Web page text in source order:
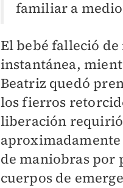
familiar a
El bebé falleció
instantánea,
Beatriz quedó
los fierros
liberación requirió
de maniobras por
cuerpos de